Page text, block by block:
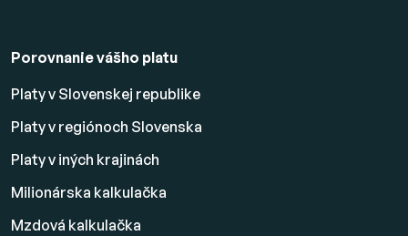
Porovnanie vášho platu
Platy v Slovenskej republike
Platy v regiónoch Slovenska
Platy v iných krajinách
Milionárska kalkulačka
Mzdová kalkulačka